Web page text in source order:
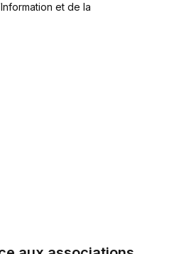
et de la